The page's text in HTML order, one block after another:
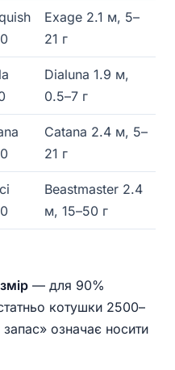
Exage 2.1 м, 5–
21 г
Dialuna 1.9 м,
0.5–7 г
Catana 2.4 м, 5–
21 г
Beastmaster 2.4
м, 15–50 г
— для 90%
котушки 2500–
означає носити